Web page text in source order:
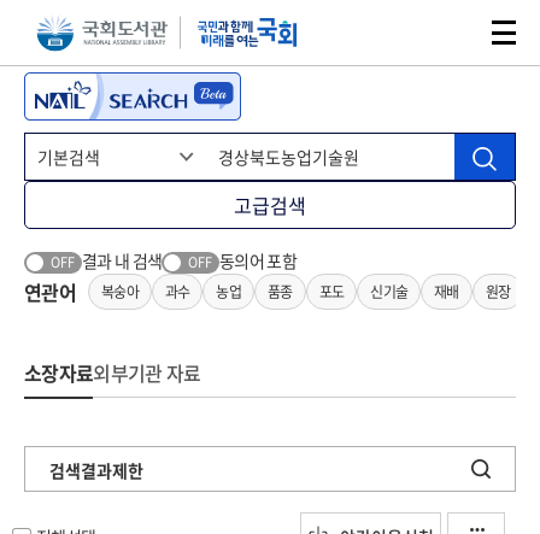
본문 바로가기주메뉴 바로가기
고급검색
OFF 결과 내 검색 OFF 동의어 포함
연관어 복숭아 과수 농업 품종 포도 신기술 재배 원장
소장자료외부기관 자료
검색결과제한